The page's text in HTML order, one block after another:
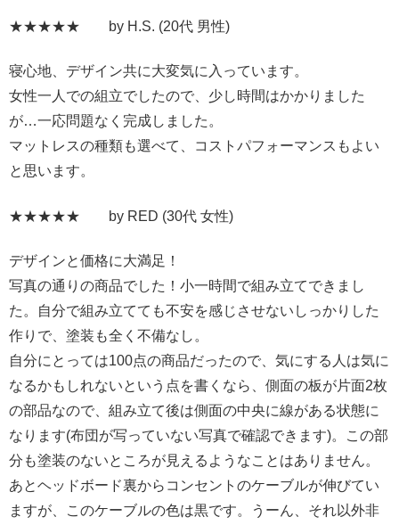
★★★★★ by H.S. (20代 男性)
寝心地、デザイン共に大変気に入っています。
女性一人での組立でしたので、少し時間はかかりました
が…一応問題なく完成しました。
マットレスの種類も選べて、コストパフォーマンスもよい
と思います。
★★★★★ by RED (30代 女性)
デザインと価格に大満足！
写真の通りの商品でした！小一時間で組み立てできまし
た。自分で組み立てても不安を感じさせないしっかりした
作りで、塗装も全く不備なし。
自分にとっては100点の商品だったので、気にする人は気に
なるかもしれないという点を書くなら、側面の板が片面2枚
の部品なので、組み立て後は側面の中央に線がある状態に
なります(布団が写っていない写真で確認できます)。この部
分も塗装のないところが見えるようなことはありません。
あとヘッドボード裏からコンセントのケーブルが伸びてい
ますが、このケーブルの色は黒です。うーん、それ以外非